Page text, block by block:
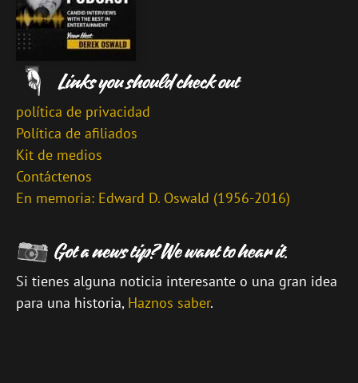
política de privacidad
Política de afiliados
Kit de medios
Contáctenos
En memoria: Edward D. Oswald (1956-2016)
Si tienes alguna noticia interesante o una gran idea
para una historia, Haznos saber.